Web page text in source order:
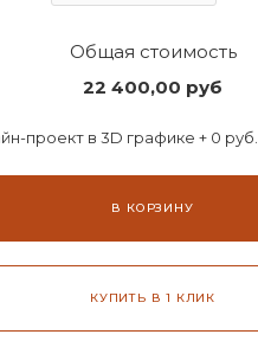
Общая стоимость
22 400,00 руб
проект в 3D графике + 0 руб.
В КОРЗИНУ
КУПИТЬ В 1 КЛИК